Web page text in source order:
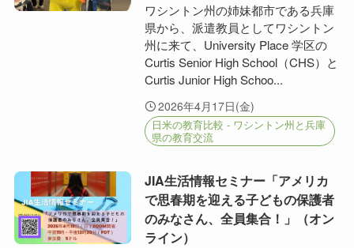
ワシントン州の姉妹都市である兵庫
県から、派遣教員としてワシントン
州に来て、University Place 学区の
Curtis Senior High School（CHS）と
Curtis Junior High Schoo...
2026年4月17日(金)
日米の教育比較 - ワシントン州と兵庫
県の教育交流
JIA生活情報セミナー「アメリカ
で思春期を迎える子どもの保護者
のみなさん、全員集合！」（オン
ライン）